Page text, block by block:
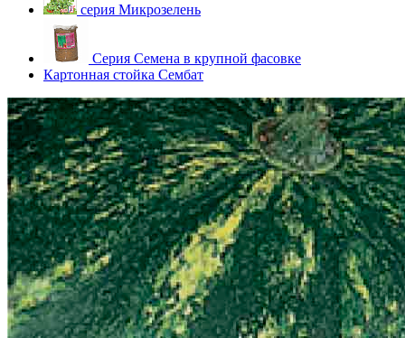
серия Микрозелень
Серия Семена в крупной фасовке
Картонная стойка Сембат